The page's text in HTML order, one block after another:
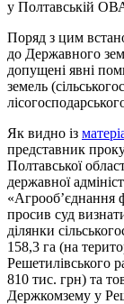
у Полтавській
Поряд з цим
до Державного
допущені явні
земель
Як видно із
представник
Полтавської
державної
«Агрооб’єднання
просив суд
ділянки
158,3 га (на
Решетилівського
810 тис. грн) та
Держкомзему у